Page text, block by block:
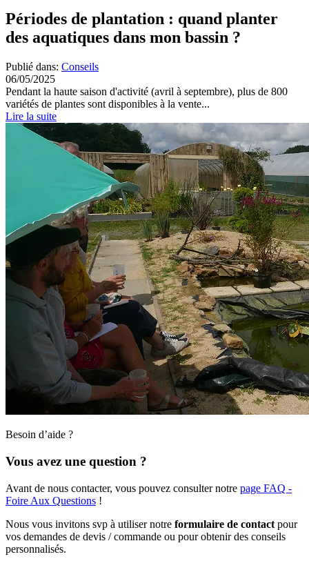
Périodes de plantation : quand planter
des aquatiques dans mon bassin ?
Publié dans: Conseils
06/05/2025
Pendant la haute saison d'activité (avril à septembre), plus de 800
variétés de plantes sont disponibles à la vente...
Lire la suite
Besoin d’aide ?
Vous avez une question ?
Avant de nous contacter, vous pouvez consulter notre page FAQ -
Foire Aux Questions !
Nous vous invitons svp à utiliser notre formulaire de contact pour
vos demandes de devis / commande ou pour obtenir des conseils
personnalisés.